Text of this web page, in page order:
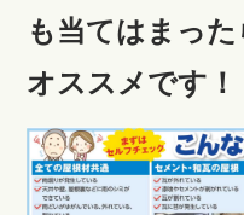
も当てはまっ
オススメです！